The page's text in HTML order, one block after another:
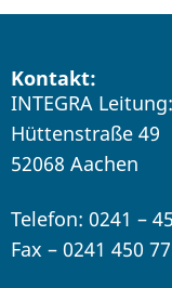
Kontakt:
INTEGRA
Hüttenstraße 49
52068 Aachen
Telefon: 0241 –
Fax – 0241 450